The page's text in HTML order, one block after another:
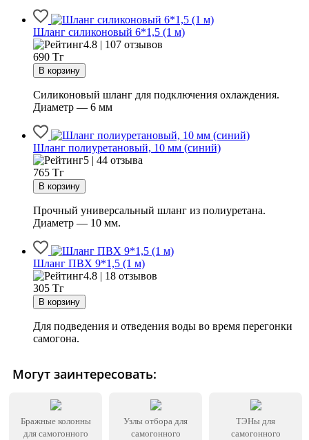
Шланг силиконовый 6*1,5 (1 м)
4.8 | 107 отзывов
690 Тг
Силиконовый шланг для подключения охлаждения.
Диаметр — 6 мм
Шланг полиуретановый, 10 мм (синий)
5 | 44 отзыва
765 Тг
Прочный универсальный шланг из полиуретана.
Диаметр — 10 мм.
Шланг ПВХ 9*1,5 (1 м)
4.8 | 18 отзывов
305 Тг
Для подведения и отведения воды во время перегонки
самогона.
Могут заинтересовать:
Бражные колонны
для самогонного
Узлы отбора для
самогонного
ТЭНы для
самогонного